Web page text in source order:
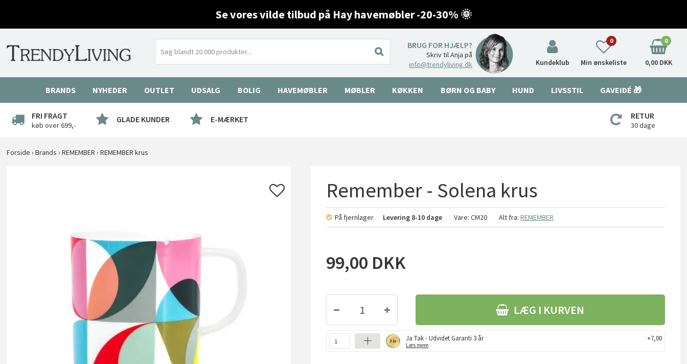
Se vores vilde tilbud på Hay havemøbler -20-30% 🌞
BRUG FOR HJÆLP?
Skriv til Anja på
info@trendyliving.dk
Kundeklub Min ønskeliste
0 0
0,00 DKK
BRANDS NYHEDER OUTLET UDSALG BOLIG HAVEMØBLER MØBLER KØKKEN BØRN OG BABY HUND LIVSSTIL GAVEIDÉ 🎁
FRI FRAGT
køb over 699,-
GLADE KUNDER E-MÆRKET RETUR
30 dage
Forside ›Brands ›REMEMBER ›REMEMBER krus
Remember - Solena krus
På fjernlager Levering 8-10 dage Vare:CM20 Alt fra:REMEMBER
99,00 DKK
LÆG I KURVEN
Ja Tak - Udvidet Garanti 3 år
Læs mere
+7,00